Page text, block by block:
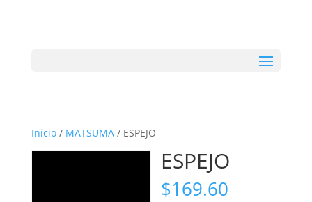
Inicio/ MATSUMA/ ESPEJO
ESPEJO
$169.60